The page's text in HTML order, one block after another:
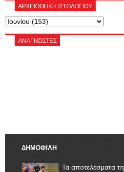
ΑΡΧΕΙΟΘΗΚΗ ΙΣΤΟΛΟΓΙΟΥ
ΑΝΑΓΝΏΣΤΕΣ
ΔΗΜΟΦΙΛΗ
Τα αποτελέσματα